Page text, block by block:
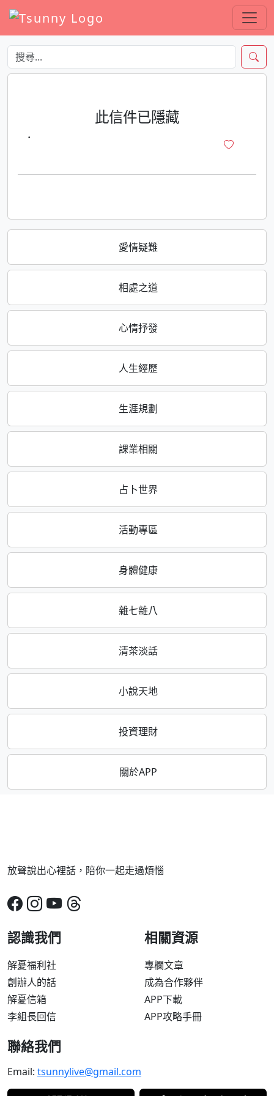
愛情疑難
相處之道
心情抒發
人生經歷
生涯規劃
課業相關
占卜世界
活動專區
身體健康
雜七雜八
清茶淡話
小說天地
投資理財
關於APP
此信件已隱藏
·
放聲說出心裡話，陪你一起走過煩惱
認識我們
解憂福利社
創辦人的話
解憂信箱
李組長回信
相關資源
專欄文章
成為合作夥伴
APP下載
APP攻略手冊
聯絡我們
Email: tsunnylive@gmail.com